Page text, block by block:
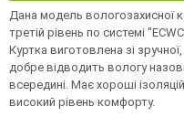
Дана модель вологозахисної
третій рівень по системі
Куртка виготовлена зі
добре відводить вологу
всередині. Має хороші
високий рівень комфорту.